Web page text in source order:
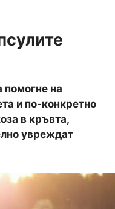
помогне на
и по-конкретно
в кръвта,
увреждат